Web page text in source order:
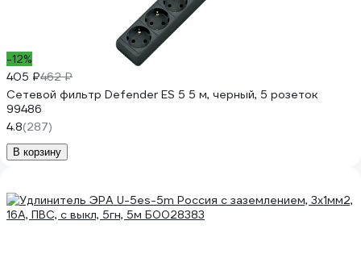
-12%
405 ₽462 ₽
Сетевой фильтр Defender ES 5 5 м, черный, 5 розеток
99486
4.8(287)
В корзину